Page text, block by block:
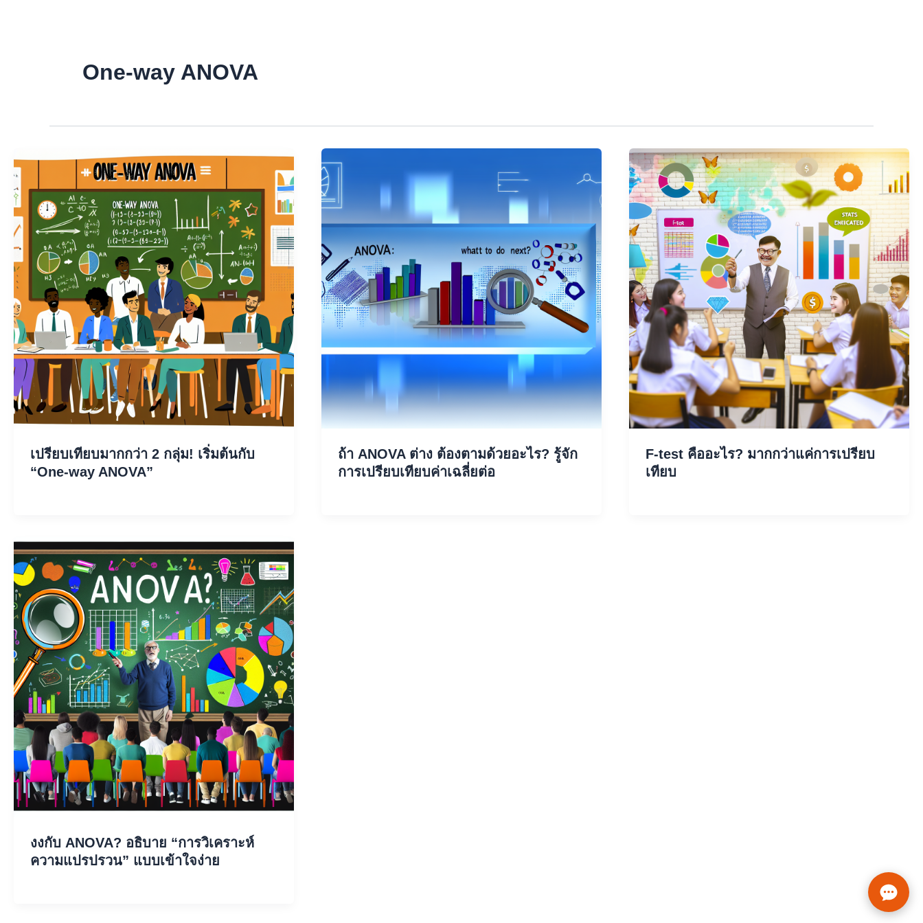
One-way ANOVA
เปรียบเทียบมากกว่า 2 กลุ่ม! เริ่มต้นกับ
“One-way ANOVA”
ถ้า ANOVA ต่าง ต้องตามด้วยอะไร? รู้จัก
การเปรียบเทียบค่าเฉลี่ยต่อ
F-test คืออะไร? มากกว่าแค่การเปรียบ
เทียบ
งงกับ ANOVA? อธิบาย “การวิเคราะห์
ความแปรปรวน” แบบเข้าใจง่าย